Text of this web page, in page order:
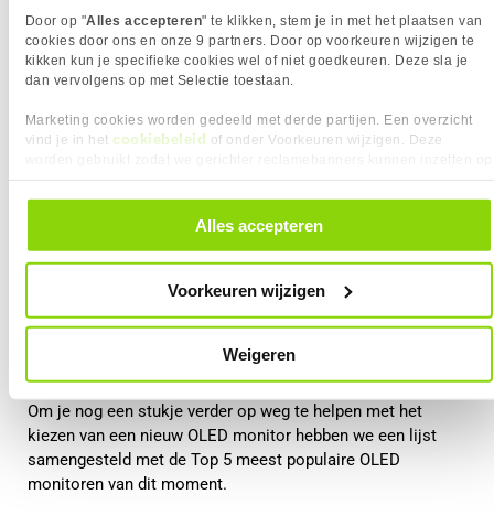
Door op "Alles accepteren" te klikken, stem je in met het plaatsen van
cookies door ons en onze 9 partners. Door op voorkeuren wijzigen te
kikken kun je specifieke cookies wel of niet goedkeuren. Deze sla je
dan vervolgens op met Selectie toestaan.
Marketing cookies worden gedeeld met derde partijen. Een overzicht
vind je in het cookiebeleid of onder Voorkeuren wijzigen. Deze
alle cookies. Je kunt je gegeven toestemming altijd intrekken, dit doe je
door in de footer van onze website te klikken op ‘Cookievoorkeuren’
Alles accepteren
Voorkeuren wijzigen
Weigeren
Ben je op zoek naar een monitor met maximale
beeldkwaliteit en de nieuwste displaytechnologie? Dan kan
Waarom kiezen voor een OLED monitor?
Vrijwel oneindig contrast
Extreem snelle responstijd
Zeer levendige kleuren
Top 5 OLED monitoren
Om je nog een stukje verder op weg te helpen met het
kiezen van een nieuw OLED monitor hebben we een lijst
samengesteld met de Top 5 meest populaire OLED
monitoren van dit moment.